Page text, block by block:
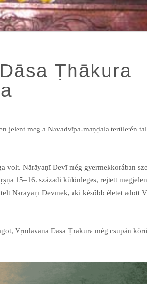
Ṭhākura
jelent meg a Navadvīpa-maṇḍala területén
volt. Nārāyaṇī Devī még gyermekkorában
15–16. századi különleges, rejtett
Nārāyaṇī Devīnek, aki később életet adott
Vṛndāvana Dāsa Ṭhākura még csupán